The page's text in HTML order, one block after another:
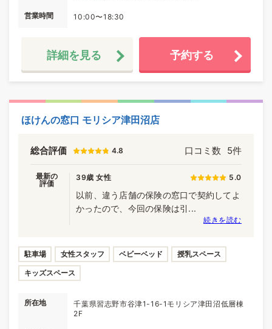
営業時間 10:00〜18:30
詳細を見る 予約する
ほけんの窓口 モリシア津田沼店
総合評価 4.8 口コミ数 5件
最新の
評価
39歳 女性 5.0
以前、違う店舗の保険の窓口で契約してよ
かったので、今回の保険は引...
続きを読む
駐車場 女性スタッフ ベビーベッド 授乳スペース
キッズスペース
所在地
千葉県習志野市谷津1-16-1モリシア津田沼低層棟
2F